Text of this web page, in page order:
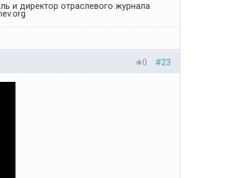
и директор отраслевого журнала
#23
0